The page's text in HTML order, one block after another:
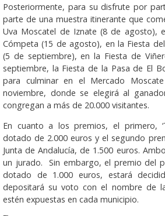
Posteriormente, para su disfrute por
parte de una muestra itinerante que
Uva Moscatel de Iznate (8 de agosto),
Cómpeta (15 de agosto), en la Fiesta
(5 de septiembre), en la Fiesta de
septiembre, la Fiesta de la Pasa de El
para culminar en el Mercado
noviembre, donde se elegirá al
congregan a más de 20.000 visitantes.
En cuanto a los premios, el primero,
dotado de 2.000 euros y el segundo
Junta de Andalucía, de 1.500 euros.
un jurado. Sin embargo, el premio del
dotado de 1.000 euros, estará
depositará su voto con el nombre de
estén expuestas en cada municipio.